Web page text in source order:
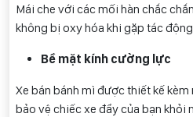
Mái che với các mối hàn chắc
không bị oxy hóa khi gặp tác
Bề mặt kính cường lực
Xe bán bánh mì được thiết kế
bảo vệ chiếc xe đẩy của bạn khỏi